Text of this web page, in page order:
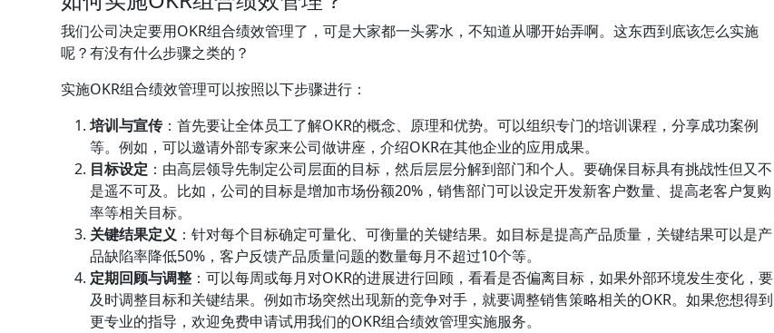
我们公司决定要用OKR组合绩效管理了，可是大家都一头雾水，不知道从哪开始弄啊。这东西到底该怎么实施
呢？有没有什么步骤之类的？
实施OKR组合绩效管理可以按照以下步骤进行：
培训与宣传：首先要让全体员工了解OKR的概念、原理和优势。可以组织专门的培训课程，分享成功案例
等。例如，可以邀请外部专家来公司做讲座，介绍OKR在其他企业的应用成果。
目标设定 ：由高层领导先制定公司层面的目标，然后层层分解到部门和个人。要确保目标具有挑战性但又不
是遥不可及。比如，公司的目标是增加市场份额20%，销售部门可以设定开发新客户数量、提高老客户复购
率等相关目标。
关键结果定义 ：针对每个目标确定可量化、可衡量的关键结果。如目标是提高产品质量，关键结果可以是产
品缺陷率降低50%，客户反馈产品质量问题的数量每月不超过10个等。
定期回顾与调整 ：可以每周或每月对OKR的进展进行回顾，看看是否偏离目标，如果外部环境发生变化，要
及时调整目标和关键结果。例如市场突然出现新的竞争对手，就要调整销售策略相关的OKR。如果您想得到
更专业的指导，欢迎免费申请试用我们的OKR组合绩效管理实施服务。